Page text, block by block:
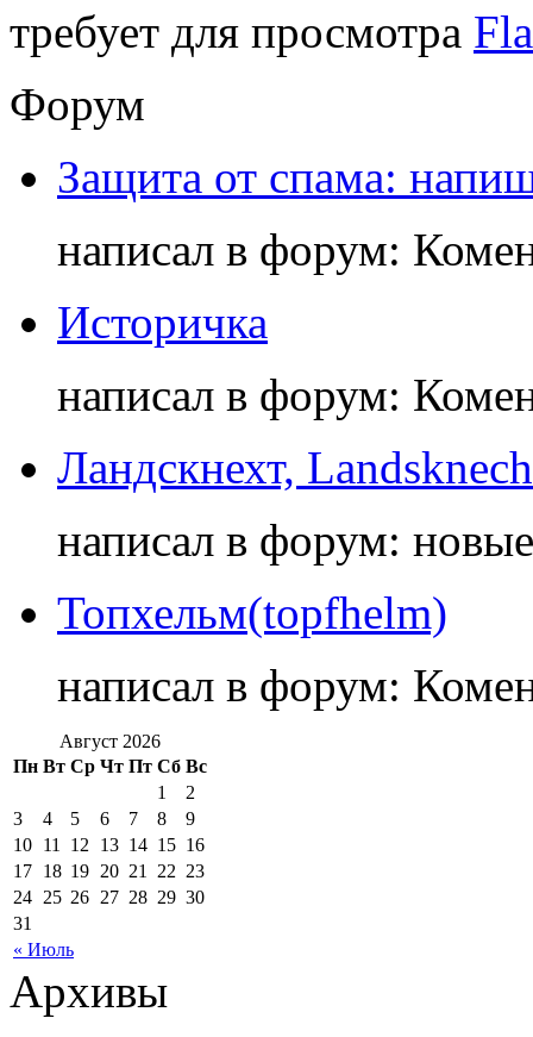
требует для просмотра
Форум
Защита от спама:
написал в форум:
Историчка
написал в форум:
Ландскнехт,
написал в форум:
Топхельм(topfhelm)
написал в форум:
Август 2026
Пн Вт Ср Чт Пт Сб Вс
« Июль
1
2
3
4 5 6 7 8
9
10 11 12 13 14 15 16
17 18 19 20 21 22 23
24 25 26 27 28 29 30
31
Архивы